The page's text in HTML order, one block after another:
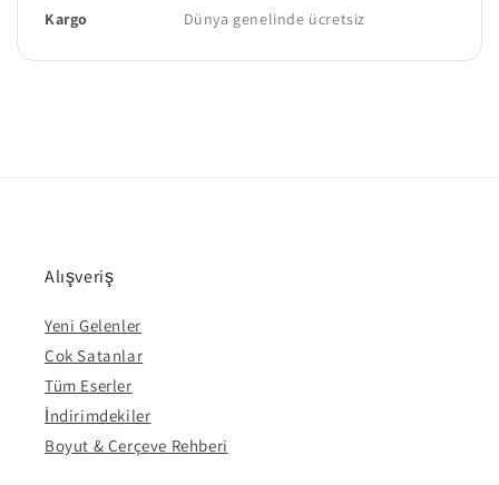
Kargo
Dünya genelinde ücretsiz
Alışveriş
Yeni Gelenler
Çok Satanlar
Tüm Eserler
İndirimdekiler
Boyut & Çerçeve Rehberi